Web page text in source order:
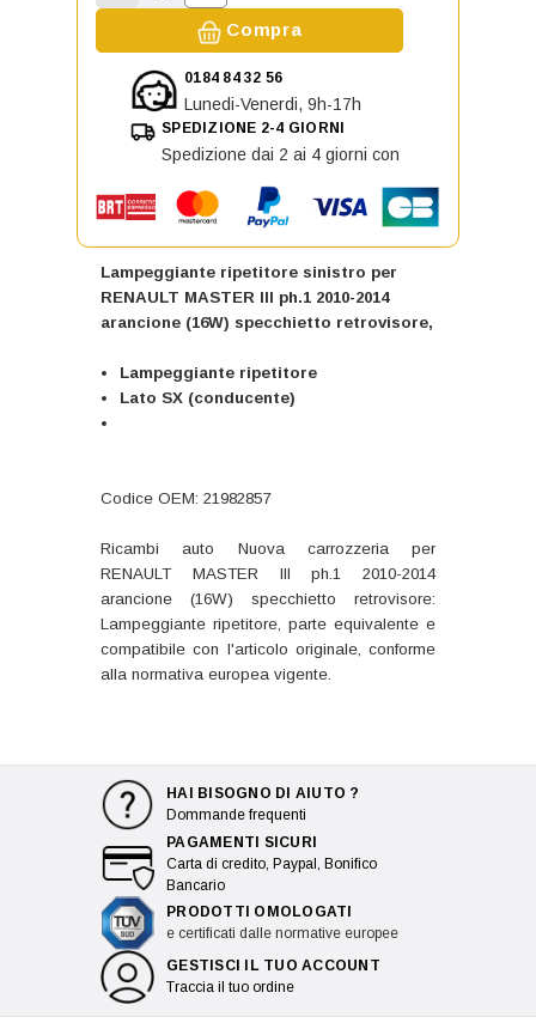
Lampeggiante ripetitore sinistro per
RENAULT MASTER III ph.1 2010-2014
arancione (16W) specchietto retrovisore,
Lampeggiante ripetitore
Lato SX (conducente)
Codice OEM: 21982857
Ricambi auto Nuova carrozzeria per
RENAULT MASTER III ph.1 2010-2014
arancione (16W) specchietto retrovisore:
Lampeggiante ripetitore, parte equivalente e
compatibile con l'articolo originale, conforme
alla normativa europea vigente.
Diminuisci la quantità di Lampeggiante
Aumenta la quantità di
Compra
0184 84 32 56
Lunedi-Venerdi, 9h-17h
SPEDIZIONE 2-4 GIORNI
Spedizione dai 2 ai 4 giorni con
HAI BISOGNO DI AIUTO ?
Dommande frequenti
PAGAMENTI SICURI
Carta di credito, Paypal, Bonifico
Bancario
PRODOTTI OMOLOGATI
e certificati dalle normative europee
GESTISCI IL TUO ACCOUNT
Traccia il tuo ordine